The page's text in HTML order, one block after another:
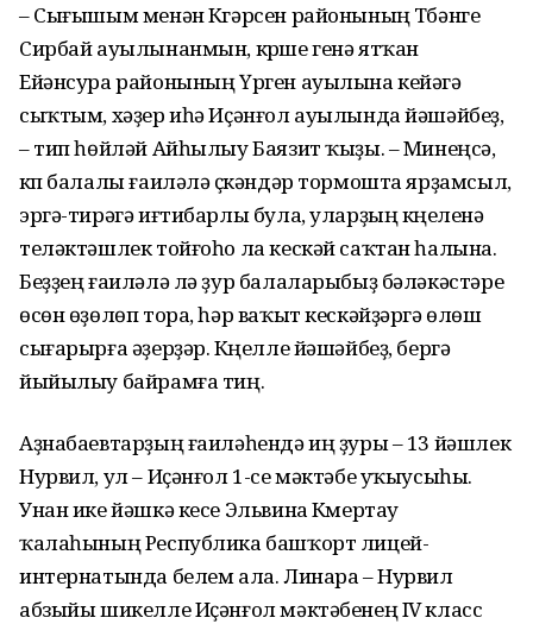
– Сығышым менән Күгәрсен районының Түбәнге
Сирбай ауылынанмын, күрше генә ятҡан
Ейәнсура районының Үрген ауылына кейәүгә
сыҡтым, хәҙер иһә Иҫәнғол ауылында йәшәйбеҙ,
– тип һөйләй Айһылыу Баязит ҡыҙы. – Минеңсә,
күп балалы ғаиләлә үҫкәндәр тормошта ярҙамсыл,
эргә-тирәгә иғтибарлы була, уларҙың күңеленә
теләктәшлек тойғоһо ла кескәй саҡтан һалына.
Беҙҙең ғаиләлә лә ҙур балаларыбыҙ бәләкәстәре
өсөн өҙөлөп тора, һәр ваҡыт кескәйҙәргә өлөш
сығарырға әҙерҙәр. Күңелле йәшәйбеҙ, бергә
йыйылыу байрамға тиң.
Аҙнабаевтарҙың ғаиләһендә иң ҙуры – 13 йәшлек
Нурвил, ул – Иҫәнғол 1-се мәктәбе уҡыусыһы.
Унан ике йәшкә кесе Эльвина Күмертау
ҡалаһының Республика башҡорт лицей-
интернатында белем ала. Линара – Нурвил
абзыйы шикелле Иҫәнғол мәктәбенең IV класс